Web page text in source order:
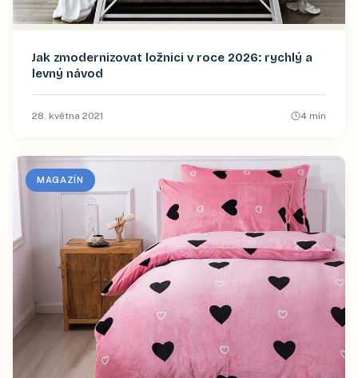
Jak zmodernizovat ložnici v roce 2026: rychlý a
levný návod
28. května 2021 4 min
MAGAZÍN